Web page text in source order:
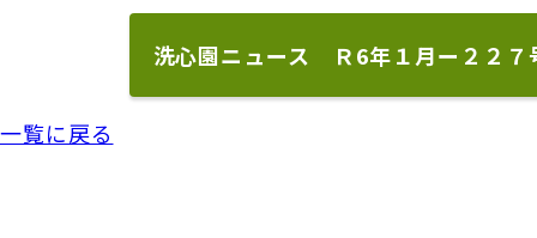
洗心園ニュース Ｒ6年１月ー２２７
一覧に戻る